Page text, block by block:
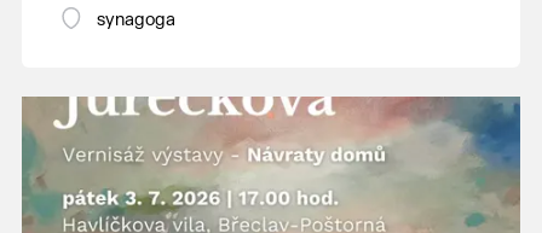
místa, která možná dobře znáte z vlastních
synagoga